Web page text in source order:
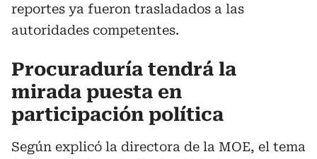
reportes ya fueron trasladados a las
autoridades competentes.
Procuraduría tendrá la
mirada puesta en
participación política
Según explicó la directora de la MOE, el tema